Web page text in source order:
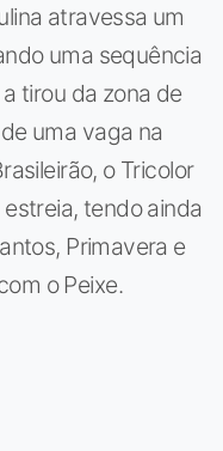
atravessa um
uma sequência
tirou da zona de
uma vaga na
o Tricolor
tendo ainda
Primavera e
o Peixe.